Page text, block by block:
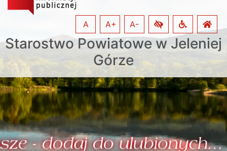
Starostwo Powiatowe w Jeleniej
Górze
A A+ A-